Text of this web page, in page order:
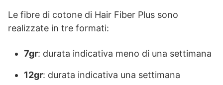
Le fibre di cotone di Hair Fiber Plus sono
realizzate in tre formati:
7gr: durata indicativa meno di una settimana
12gr: durata indicativa una settimana